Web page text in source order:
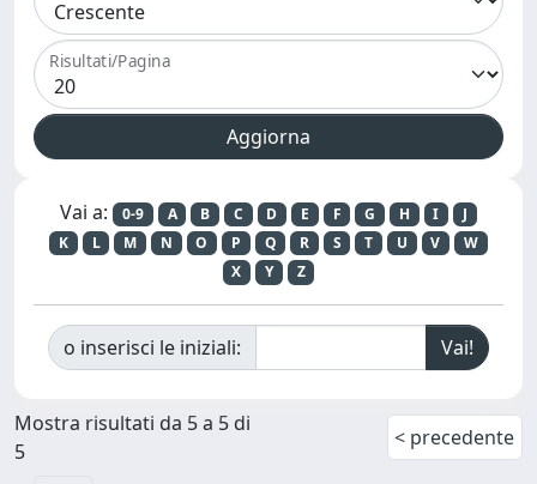
Risultati/Pagina
Vai a: 0-9 A B C D E F G H I
J
K
L M N O P Q R S T U V
W
X
Y Z
o inserisci le iniziali:
Mostra risultati da 5 a 5 di
5
< precedente